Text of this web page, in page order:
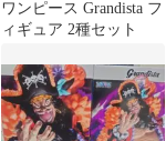
ワンピース Grandista フ
ィギュア 2種セット